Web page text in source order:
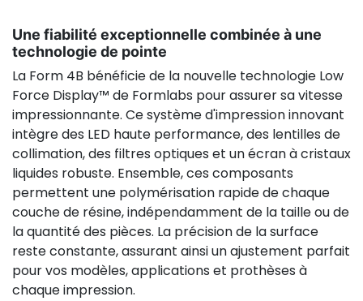
Une fiabilité exceptionnelle combinée à une
technologie de pointe
La Form 4B bénéficie de la nouvelle technologie Low
Force Display™ de Formlabs pour assurer sa vitesse
impressionnante. Ce système d'impression innovant
intègre des LED haute performance, des lentilles de
collimation, des filtres optiques et un écran à cristaux
liquides robuste. Ensemble, ces composants
permettent une polymérisation rapide de chaque
couche de résine, indépendamment de la taille ou de
la quantité des pièces. La précision de la surface
reste constante, assurant ainsi un ajustement parfait
pour vos modèles, applications et prothèses à
chaque impression.